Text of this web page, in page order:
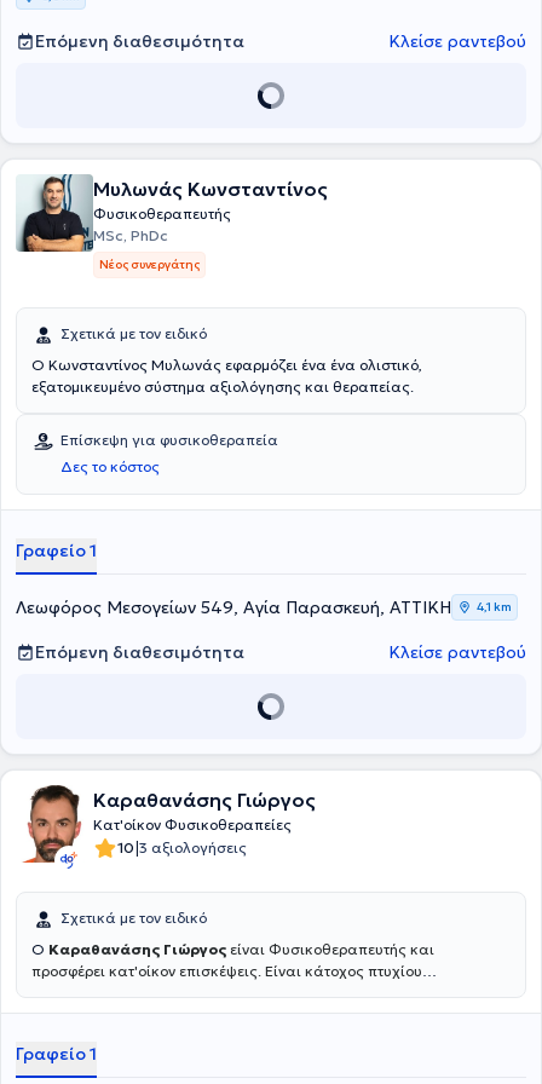
Επόμενη διαθεσιμότητα Κλείσε ραντεβού
Mυλωνάς Κωνσταντίνος
Φυσικοθεραπευτής
MSc, PhDc
Νέος συνεργάτης
Σχετικά με τον ειδικό
Ο Κωνσταντίνος Μυλωνάς εφαρμόζει ένα ένα ολιστικό,
εξατομικευμένο σύστημα αξιολόγησης και θεραπείας.
Επίσκεψη για φυσικοθεραπεία
Δες το κόστος
Γραφείο 1
Λεωφόρος Μεσογείων 549, Αγία Παρασκευή, ΑΤΤΙΚΗ 4,1 km
Επόμενη διαθεσιμότητα Κλείσε ραντεβού
Καραθανάσης Γιώργος
Κατ'οίκον Φυσικοθεραπείες
10|3 αξιολογήσεις
Σχετικά με τον ειδικό
Ο Καραθανάσης Γιώργος είναι Φυσικοθεραπευτής και
προσφέρει κατ'οίκον επισκέψεις. Είναι κάτοχος πτυχίου
(ΑΤΕΙ) ενώ στη συνέχεια μετεκπαιδεύτηκε στη Νευρο- μυοσκελετική
σήμερα εργάζεται στον κλάδο της Φυσικοθεραπείας προσφέροντας
ιδιωτικές επισκέψεις κατ'οίκον αλλά και έχοντας εργαστεί ως
Γραφείο 1